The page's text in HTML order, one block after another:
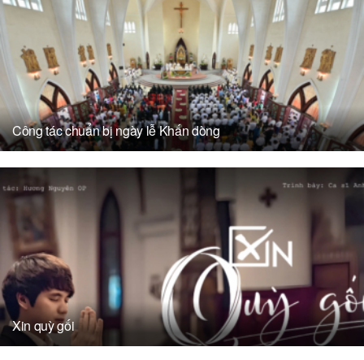
Công tác chuẩn bị ngày lễ Khấn dòng
Xin quỳ gối